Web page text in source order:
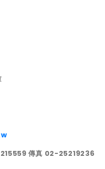
傳真 02-25219236